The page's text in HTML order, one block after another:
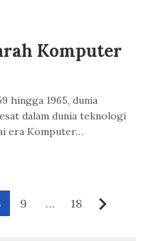
Komputer
hingga 1965, dunia
dalam dunia teknologi
era Komputer…
9 … 18